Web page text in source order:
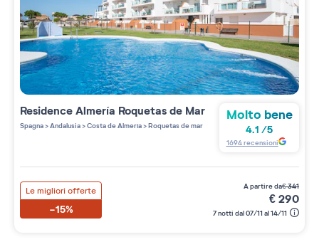
ResidenceAlmería Roquetas de Mar
Spagna>Andalusia>Costa de Almería>Roquetas de mar
Molto bene
4.1 /5
1694recensioni
Le migliori offerte
-15%
a partire da€341
€290
7 notti dal 07/11 al 14/11